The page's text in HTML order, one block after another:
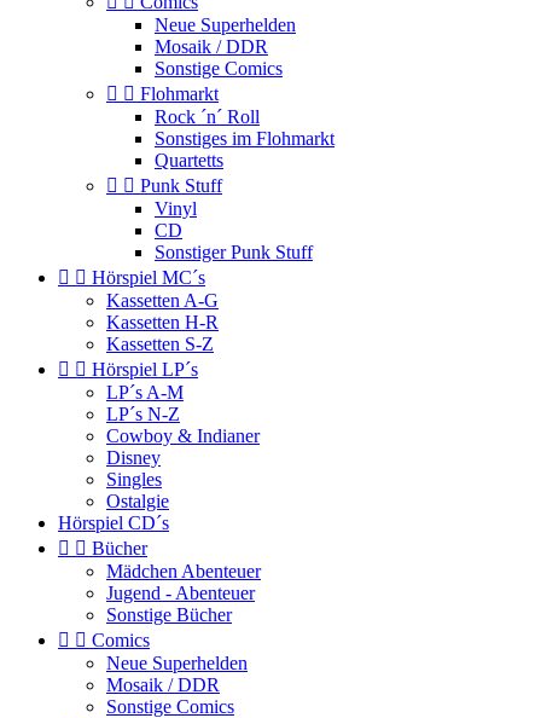
Neue Superhelden
Mosaik / DDR
Sonstige Comics
  Flohmarkt
Rock ´n´ Roll
Sonstiges im Flohmarkt
Quartetts
  Punk Stuff
Vinyl
CD
Sonstiger Punk Stuff
  Hörspiel MC´s
Kassetten A-G
Kassetten H-R
Kassetten S-Z
  Hörspiel LP´s
LP´s A-M
LP´s N-Z
Cowboy & Indianer
Disney
Singles
Ostalgie
Hörspiel CD´s
  Bücher
Mädchen Abenteuer
Jugend - Abenteuer
Sonstige Bücher
  Comics
Neue Superhelden
Mosaik / DDR
Sonstige Comics